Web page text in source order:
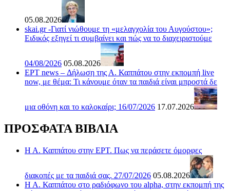
05.08.2026
skai.gr -Γιατί νιώθουμε τη «μελαγχολία του Αυγούστου»;
Ειδικός εξηγεί τι συμβαίνει και πώς να το διαχειριστούμε
04/08/2026 05.08.2026
ΕΡΤ news – Δήλωση της Α. Καππάτου στην εκπομπή live
now, με θέμα: Τι κάνουμε όταν τα παιδιά είναι μπροστά δε
μια οθόνη και το καλοκαίρι; 16/07/2026 17.07.2026
ΠΡΟΣΦΑΤΑ ΒΙΒΛΙΑ
Η Α. Καππάτου στην ΕΡΤ. Πως να περάσετε όμορφες
διακοπές με τα παιδιά σας. 27/07/2026 05.08.2026
Η Α. Καππάτου στο ραδιόφωνο του alpha, στην εκπομπή της